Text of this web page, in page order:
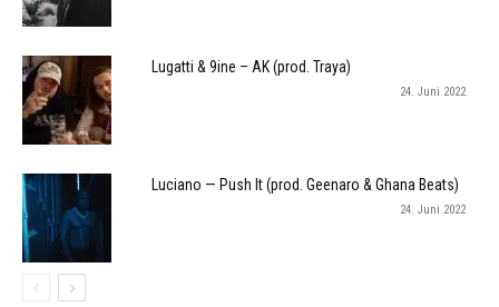
Lugatti & 9ine – AK (prod. Traya)
24. Juni 2022
Luciano — Push It (prod. Geenaro & Ghana Beats)
24. Juni 2022